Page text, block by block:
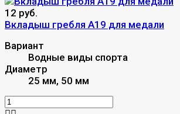
12 руб.
Вкладыш гребля A19 для медали
Вариант
Водные виды спорта
Диаметр
25 мм, 50 мм